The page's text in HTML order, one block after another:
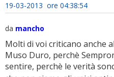
19-03-2013 ore 04:38:54
da mancho
Molti di voi criticano anche
Muso Duro, perchè
sentire, perchè le verità